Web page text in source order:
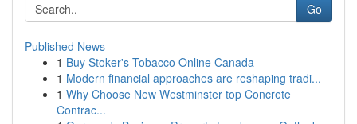
Go
Published News
1 Buy Stoker's Tobacco Online Canada
1 Modern financial approaches are reshaping tradi...
1 Why Choose New Westminster top Concrete
Contrac...